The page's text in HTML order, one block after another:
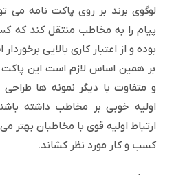
لوگوی برند بر روی پاکت نامه می
پیام را به مخاطب منتقل کند که
بوده و از اعتبار کاری بالایی
بر همین اساس لازم است این
و متفاوت با دیگر نمونه ها طراحی
اولیه خوبی بر مخاطب داشته
ارتباط اولیه قوی با مخاطبان بهتر
کسب و کار مورد نظر کشاند.